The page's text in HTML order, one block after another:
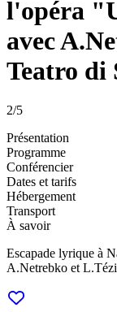
l'opéra
avec
Teatro di
2/5
Présentation
Programme
Conférencier
Dates et tarifs
Hébergement
Transport
À savoir
Escapade lyrique à
A.Netrebko et